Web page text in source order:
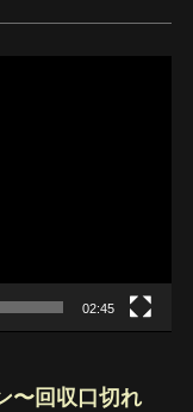
02:45
〜回収口切れ